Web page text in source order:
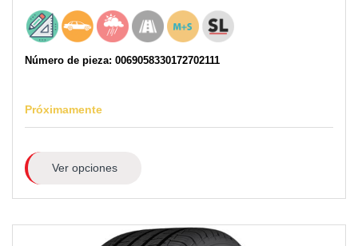
Número de pieza: 0069058330172702111
Próximamente
Ver opciones